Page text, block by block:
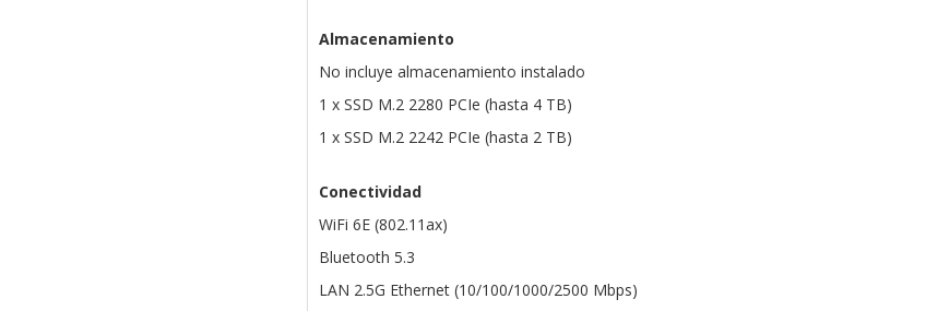
Almacenamiento
No incluye almacenamiento instalado
1 x SSD M.2 2280 PCIe (hasta 4 TB)
1 x SSD M.2 2242 PCIe (hasta 2 TB)
Conectividad
WiFi 6E (802.11ax)
Bluetooth 5.3
LAN 2.5G Ethernet (10/100/1000/2500 Mbps)